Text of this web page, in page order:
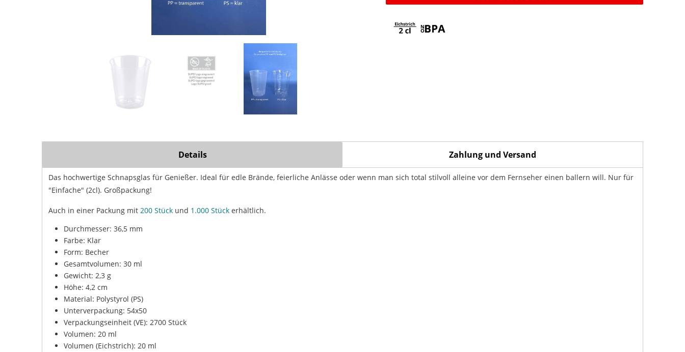
Details Zahlung und Versand
Das hochwertige Schnapsglas für Genießer. Ideal für edle Brände, feierliche Anlässe oder wenn man sich total stilvoll alleine vor dem Fernseher einen ballern will. Nur für
"Einfache" (2cl). Großpackung!
Auch in einer Packung mit 200 Stück und 1.000 Stück erhältlich.
Durchmesser: 36,5 mm
Farbe: Klar
Form: Becher
Gesamtvolumen: 30 ml
Gewicht: 2,3 g
Höhe: 4,2 cm
Material: Polystyrol (PS)
Unterverpackung: 54x50
Verpackungseinheit (VE): 2700 Stück
Volumen: 20 ml
Volumen (Eichstrich): 20 ml